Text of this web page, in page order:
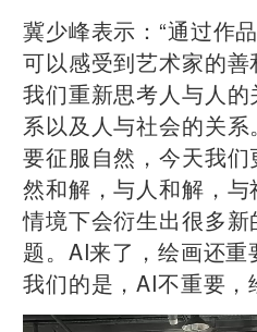
冀少峰表示：“通过作
可以感受到艺术家的
我们重新思考人与人
系以及人与社会的关
要征服自然，今天我
然和解，与人和解，
情境下会衍生出很多
题。AI来了，绘画还
我们的是，AI不重要，